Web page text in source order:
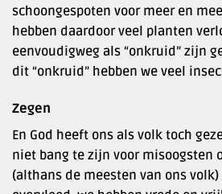
schoongespoten voor meer en
hebben daardoor veel planten
eenvoudigweg als “onkruid” zijn
dit “onkruid” hebben we veel
Zegen
En God heeft ons als volk toch
niet bang te zijn voor misoogsten
(althans de meesten van ons